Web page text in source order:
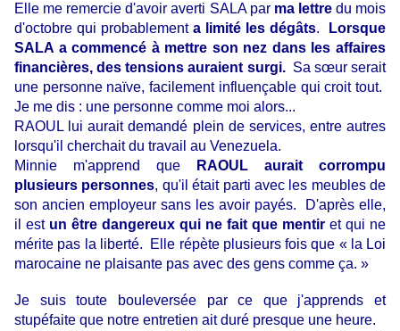
Elle me remercie d'avoir averti SALA par ma lettredu mois
d'octobre qui probablement a limité les dégâts.
Lorsque
SALA a commencé à mettre son nez dans les affaires
financières, des tensions auraient surgi.Sa sœur serait
une personne naïve, facilement influençable qui croit tout.
Je me dis : une personne comme moi alors...
RAOUL lui aurait demandé plein de services, entre autres
lorsqu'il cherchait du travail au Venezuela.
Minnie m'apprend que
RAOUL aurait corrompu
plusieurs personnes, qu'il était parti avec les meubles de
son ancien employeur sans les avoir payés. D'après elle,
il est un être dangereux qui ne fait que mentir et qui ne
mérite pas la liberté. Elle répète plusieurs fois que « la Loi
marocaine ne plaisante pas avec des gens comme ça. »
Je suis toute bouleversée par ce que j'apprends et
stupéfaite que notre entretien ait duré presque une heure.